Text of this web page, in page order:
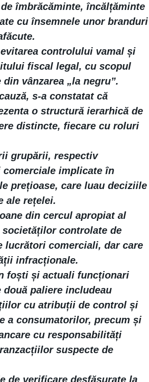
îmbrăcăminte, încălțăminte
cu însemnele unor branduri
controlului vamal și
fiscal legal, cu scopul
vânzarea „la negru”.
s-a constatat că
o structură ierarhică de
distincte, fiecare cu roluri
grupării, respectiv
implicate în
prețioase, care luau deciziile
ale rețelei.
din cercul apropiat al
controlate de
lucrători comerciali, dar care
infracționale.
foști și actuali funcționari
paliere includeau
cu atribuții de control și
a consumatorilor, precum și
cu responsabilități
suspecte de
de verificare desfășurate la